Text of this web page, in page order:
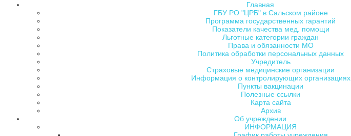
Главная
ГБУ РО "ЦРБ" в Сальском районе
Программа государственных гарантий
Показатели качества мед. помощи
Льготные категории граждан
Права и обязанности МО
Политика обработки персональных данных
Учредитель
Страховые медицинские организации
Информация о контролирующих организациях
Пункты вакцинации
Полезные ссылки
Карта сайта
Архив
Об учреждении
ИНФОРМАЦИЯ